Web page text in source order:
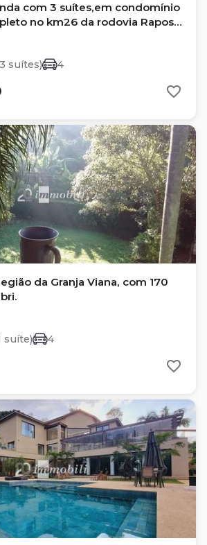
com 3 suítes,em condomínio
no km26 da rodovia Raposo
suítes) 4
da Granja Viana, com 170
suíte) 4